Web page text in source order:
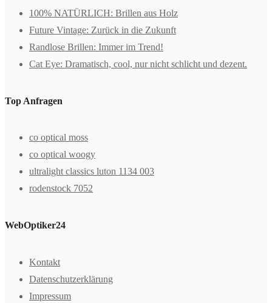
100% NATÜRLICH: Brillen aus Holz
Future Vintage: Zurück in die Zukunft
Randlose Brillen: Immer im Trend!
Cat Eye: Dramatisch, cool, nur nicht schlicht und dezent.
Top Anfragen
co optical moss
co optical woogy
ultralight classics luton 1134 003
rodenstock 7052
WebOptiker24
Kontakt
Datenschutzerklärung
Impressum